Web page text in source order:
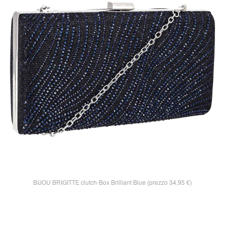
BIJOU BRIGITTE clutch-Box Brilliant Blue (prezzo 34,95 €)